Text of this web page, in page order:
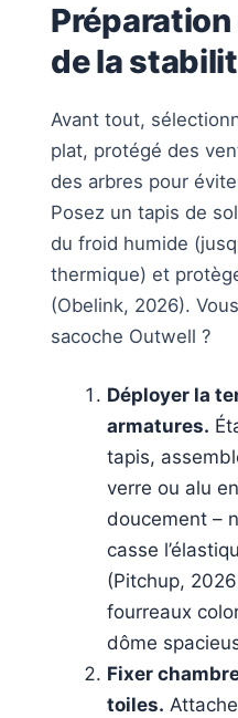
de la
Avant tout,
plat, protégé des
des arbres pour
Posez un tapis de
du froid humide
thermique) et
(Obelink, 2026).
sacoche Outwell ?
Déployer la
armatures.
tapis,
verre ou alu
doucement –
casse
(Pitchup,
fourreaux
dôme
Fixer
toiles.